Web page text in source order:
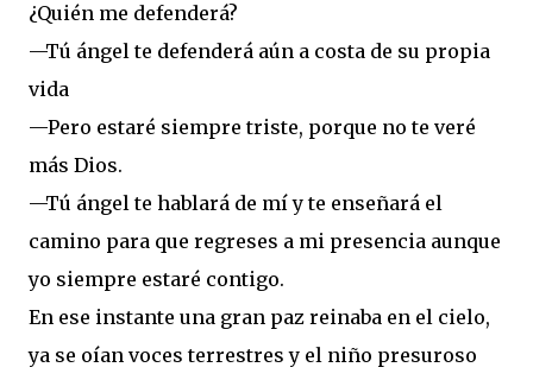
¿Quién me defenderá?
—Tú ángel te defenderá aún a costa de su propia
vida
—Pero estaré siempre triste, porque no te veré
más Dios.
—Tú ángel te hablará de mí y te enseñará el
camino para que regreses a mi presencia aunque
yo siempre estaré contigo.
En ese instante una gran paz reinaba en el cielo,
ya se oían voces terrestres y el niño presuroso